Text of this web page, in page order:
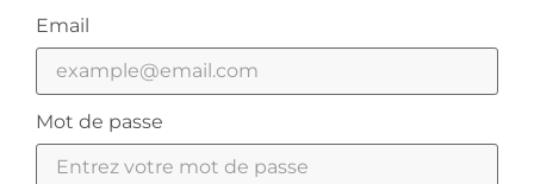
Email
Mot de passe